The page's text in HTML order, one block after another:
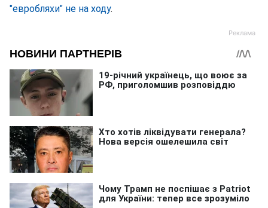
"евробляхи" не на ходу.